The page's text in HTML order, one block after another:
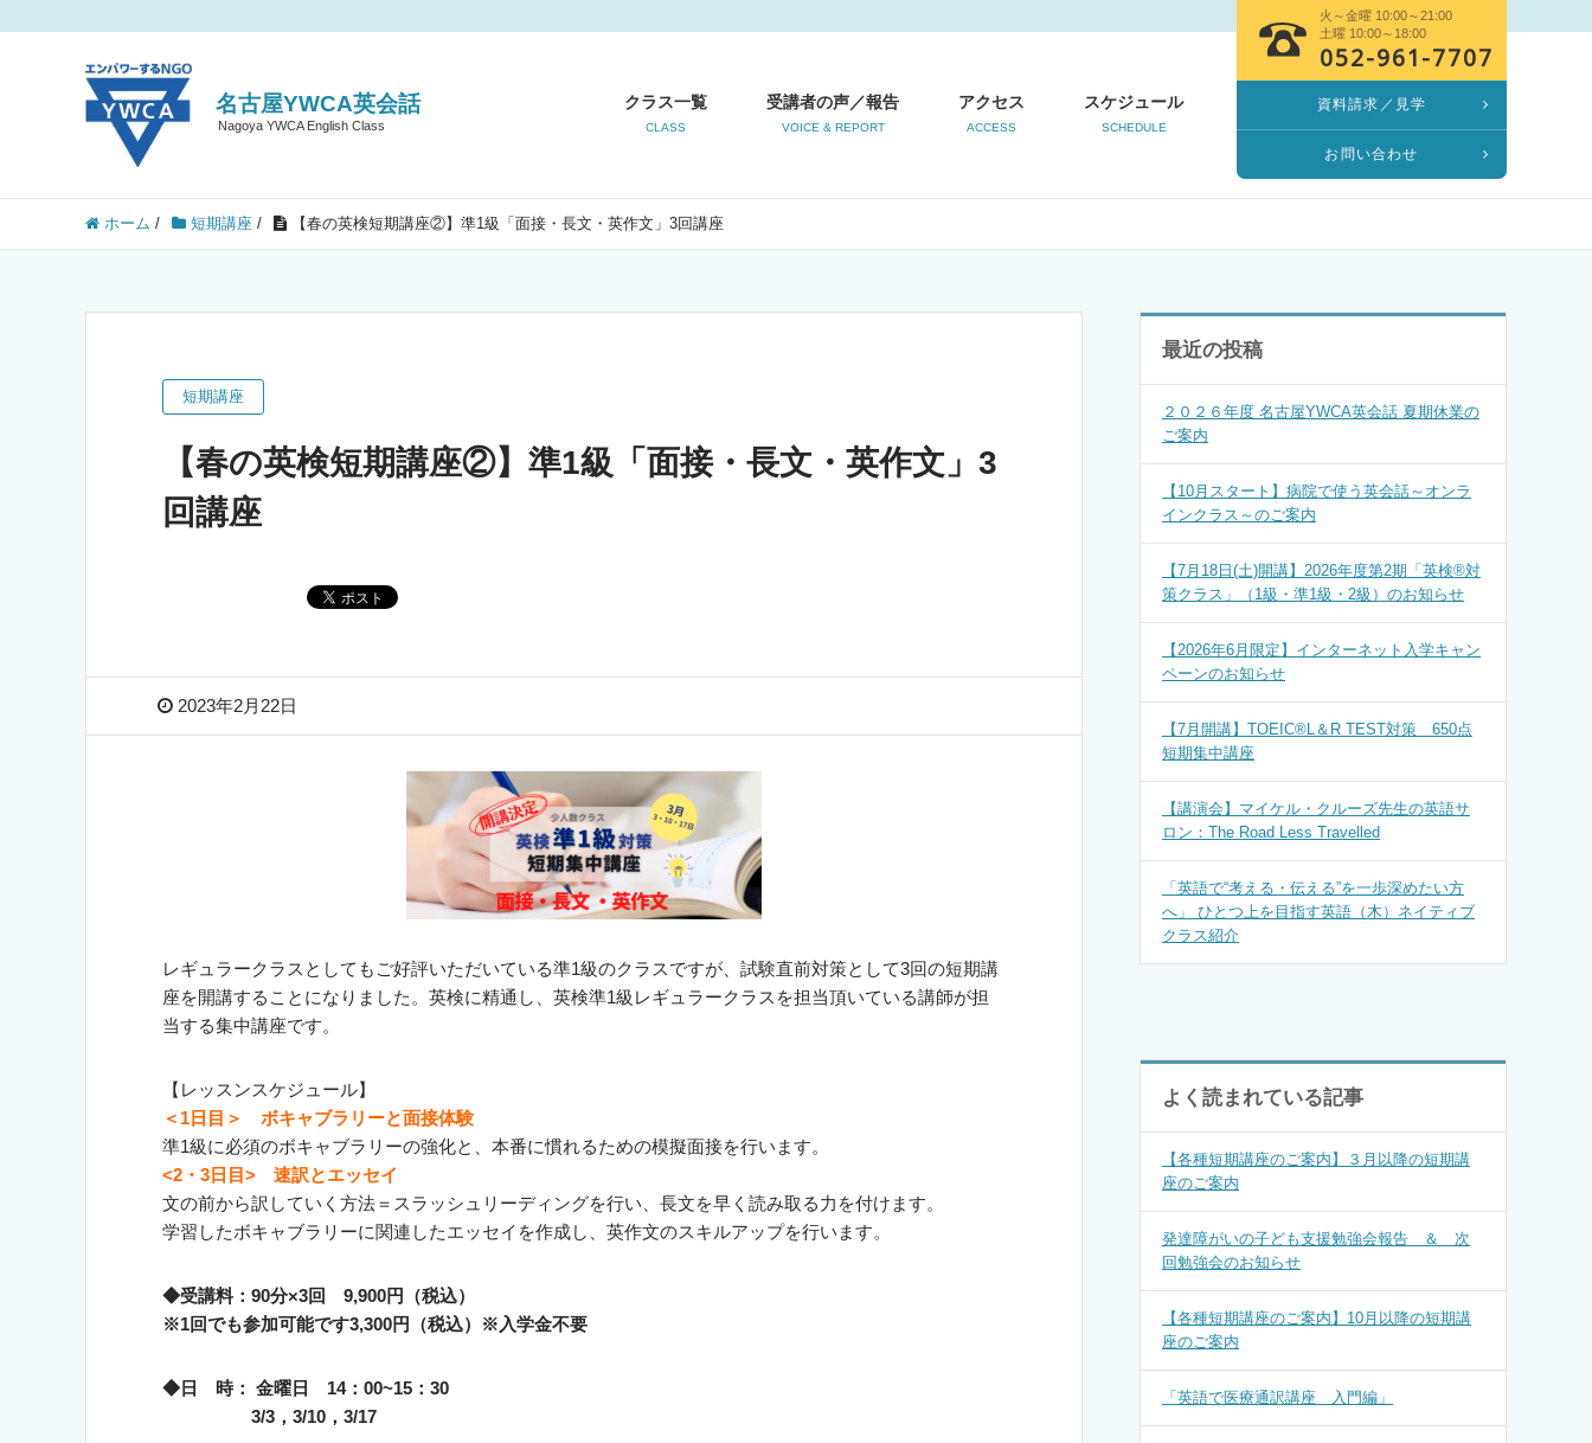
名古屋YWCA英会話
Nagoya YWCA English Class
火～金曜 10:00～21:00
土曜 10:00～18:00
052-961-7707
資料請求／見学
お問い合わせ
クラス一覧
CLASS
受講者の声／報告
VOICE & REPORT
アクセス
ACCESS
スケジュール
SCHEDULE
ホーム / 短期講座 / 【春の英検短期講座②】準1級「面接・長文・英作文」3回講座
短期講座
【春の英検短期講座②】準1級「面接・長文・英作文」3
回講座
2023年2月22日
レギュラークラスとしてもご好評いただいている準1級のクラスですが、試験直前対策として3回の短期講
座を開講することになりました。英検に精通し、英検準1級レギュラークラスを担当頂いている講師が担
当する集中講座です。
【レッスンスケジュール】
＜1日目＞ ボキャブラリーと面接体験
準1級に必須のボキャブラリーの強化と、本番に慣れるための模擬面接を行います。
<2・3日目> 速訳とエッセイ
文の前から訳していく方法＝スラッシュリーディングを行い、長文を早く読み取る力を付けます。
学習したボキャブラリーに関連したエッセイを作成し、英作文のスキルアップを行います。
◆受講料：90分×3回 9,900円（税込）
※1回でも参加可能です3,300円（税込）※入学金不要
◆日 時： 金曜日 14：00~15：30
3/3，3/10，3/17
最近の投稿
２０２６年度 名古屋YWCA英会話 夏期休業の
ご案内
【10月スタート】病院で使う英会話～オンラ
インクラス～のご案内
【7月18日(土)開講】2026年度第2期「英検®対
策クラス」（1級・準1級・2級）のお知らせ
【2026年6月限定】インターネット入学キャン
ペーンのお知らせ
【7月開講】TOEIC®L＆R TEST対策 650点
短期集中講座
【講演会】マイケル・クルーズ先生の英語サ
ロン：The Road Less Travelled
「英語で“考える・伝える”を一歩深めたい方
へ」 ひとつ上を目指す英語（木）ネイティブ
クラス紹介
よく読まれている記事
【各種短期講座のご案内】３月以降の短期講
座のご案内
発達障がいの子ども支援勉強会報告 ＆ 次
回勉強会のお知らせ
【各種短期講座のご案内】10月以降の短期講
座のご案内
「英語で医療通訳講座 入門編」